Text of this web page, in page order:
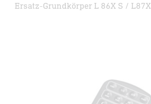
Ersatz-Grundkörper L 86X S / L87X